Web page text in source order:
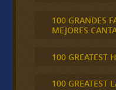
100 GRANDES
MEJORES
100 GREATEST
100 GREATEST